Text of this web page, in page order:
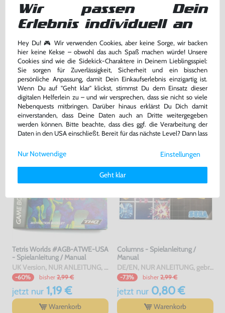
5 Cases / Hüllen für Module
#verschiedene Farben
-70% 9,99 €
jetzt nur3,00 €
Warenkorb
Konsole #pink - rosa / Clear Red
gebraucht, NEUWERTIG
nur189,99 €
Warenkorb
DAS HABEN ANDERE DAZU
GEKAUFT
Tetris Worlds #AGB-ATWE-USA
- Spielanleitung / Manual
UK Version, NUR ANLEITUNG, gebraucht
-60% bisher 2,99 €
jetzt nur1,19 €
Warenkorb
Columns - Spielanleitung /
Manual
DE/EN, NUR ANLEITUNG, gebraucht
-73% bisher 2,99 €
jetzt nur0,80 €
Warenkorb
Wir passen Dein
Erlebnis individuell an
Hey Du! 🎮 Wir verwenden Cookies, aber keine Sorge, wir backen
hier keine Kekse – obwohl das auch Spaß machen würde! Unsere
Cookies sind wie die Sidekick-Charaktere in Deinem Lieblingsspiel:
Sie sorgen für Zuverlässigkeit, Sicherheit und ein bisschen
persönliche Anpassung, damit Dein Einkaufserlebnis einzigartig ist.
Wenn Du auf "Geht klar" klickst, stimmst Du dem Einsatz dieser
digitalen Helferlein zu – und wir versprechen, dass sie nicht so viele
Nebenquests mitbringen. Darüber hinaus erklärst Du Dich damit
einverstanden, dass Deine Daten auch an Dritte weitergegeben
werden können. Bitte beachte, dass dies ggf. die Verarbeitung der
Daten in den USA einschließt. Bereit für das nächste Level? Dann lass
Weitere Informationen zu den von uns verwendeten Cookies und
Deinen Rechten als Nutzer findest Du in unsererDaten­schutz­
Impressum.
Einstellungen
Geht klar
Nur Notwendige